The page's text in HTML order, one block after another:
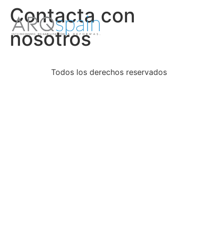
Contacta con
nosotros
Todos los derechos reservados